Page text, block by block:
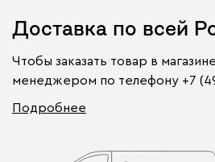
Доставка по всей
Чтобы заказать товар в
менеджером по телефону +7
Подробнее